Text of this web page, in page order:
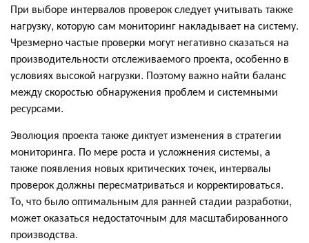
При выборе интервалов проверок следует учитывать также
нагрузку, которую сам мониторинг накладывает на систему.
Чрезмерно частые проверки могут негативно сказаться на
производительности отслеживаемого проекта, особенно в
условиях высокой нагрузки. Поэтому важно найти баланс
между скоростью обнаружения проблем и системными
ресурсами.
Эволюция проекта также диктует изменения в стратегии
мониторинга. По мере роста и усложнения системы, а
также появления новых критических точек, интервалы
проверок должны пересматриваться и корректироваться.
То, что было оптимальным для ранней стадии разработки,
может оказаться недостаточным для масштабированного
производства.